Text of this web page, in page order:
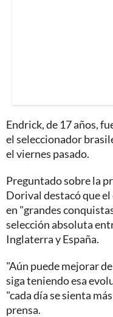
Endrick, de 17 años,
el seleccionador
el viernes pasado.
Preguntado sobre la
Dorival destacó que
en "grandes
selección absoluta
Inglaterra y España.
"Aún puede mejorar
siga teniendo esa
"cada día se sienta
prensa.